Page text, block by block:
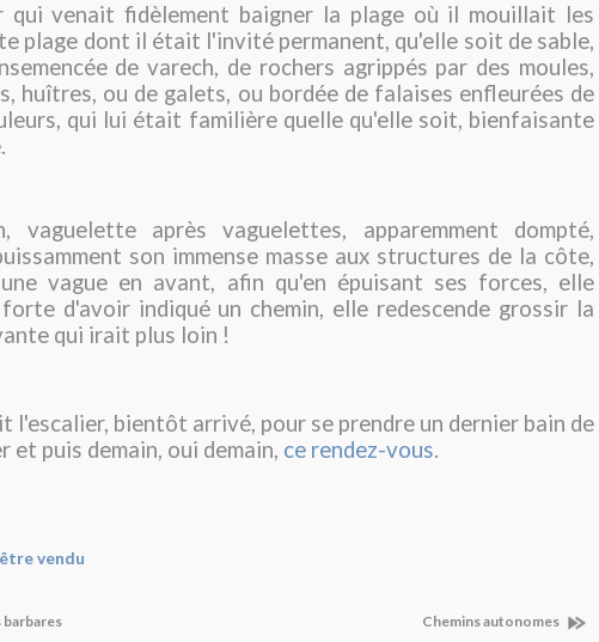
qui venait fidèlement baigner la plage où il mouillait les
plage dont il était l'invité permanent, qu'elle soit de sable,
de varech, de rochers agrippés par des moules,
huîtres, ou de galets, ou bordée de falaises enfleurées de
qui lui était familière quelle qu'elle soit, bienfaisante
vaguelette après vaguelettes, apparemment dompté,
son immense masse aux structures de la côte,
vague en avant, afin qu'en épuisant ses forces, elle
d'avoir indiqué un chemin, elle redescende grossir la
qui irait plus loin !
l'escalier, bientôt arrivé, pour se prendre un dernier bain de
et puis demain, oui demain, ce rendez-vous.
vendu
Chemins autonomes